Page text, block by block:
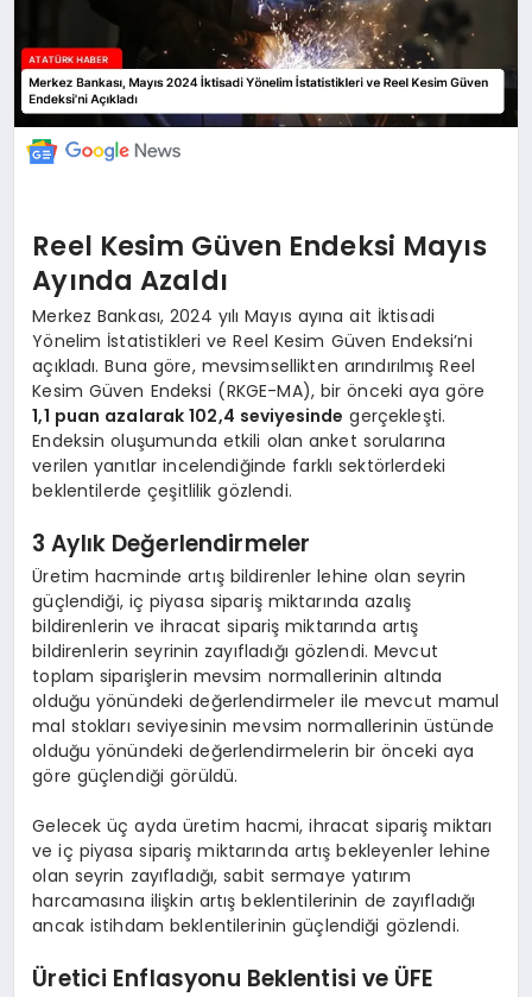
Reel Kesim Güven Endeksi Mayıs
Ayında Azaldı
Merkez Bankası, 2024 yılı Mayıs ayına ait İktisadi
Yönelim İstatistikleri ve Reel Kesim Güven Endeksi’ni
açıkladı. Buna göre, mevsimsellikten arındırılmış Reel
Kesim Güven Endeksi (RKGE-MA), bir önceki aya göre
1,1 puan azalarak 102,4 seviyesinde gerçekleşti.
Endeksin oluşumunda etkili olan anket sorularına
verilen yanıtlar incelendiğinde farklı sektörlerdeki
beklentilerde çeşitlilik gözlendi.
3 Aylık Değerlendirmeler
Üretim hacminde artış bildirenler lehine olan seyrin
güçlendiği, iç piyasa sipariş miktarında azalış
bildirenlerin ve ihracat sipariş miktarında artış
bildirenlerin seyrinin zayıfladığı gözlendi. Mevcut
toplam siparişlerin mevsim normallerinin altında
olduğu yönündeki değerlendirmeler ile mevcut mamul
mal stokları seviyesinin mevsim normallerinin üstünde
olduğu yönündeki değerlendirmelerin bir önceki aya
göre güçlendiği görüldü.
Gelecek üç ayda üretim hacmi, ihracat sipariş miktarı
ve iç piyasa sipariş miktarında artış bekleyenler lehine
olan seyrin zayıfladığı, sabit sermaye yatırım
harcamasına ilişkin artış beklentilerinin de zayıfladığı
ancak istihdam beklentilerinin güçlendiği gözlendi.
Üretici Enflasyonu Beklentisi ve ÜFE